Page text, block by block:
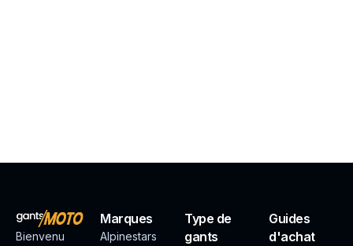
Bienvenu
Marques
Alpinestars
Type de
gants
Guides
d'achat